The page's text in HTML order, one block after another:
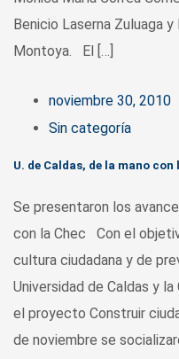
Benicio Laserna Zuluaga
Montoya. El […]
noviembre 30, 2010
Sin categoría
U. de Caldas, de la mano
Se presentaron los
con la Chec Con el
cultura ciudadana y de
Universidad de Caldas y
el proyecto Construir
de noviembre se